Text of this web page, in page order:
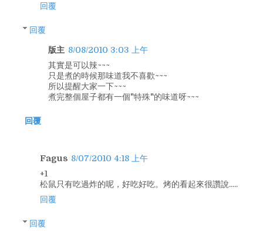
回覆
回覆
版主 8/08/2010 3:03 上午
其實是可以辣~~~
只是煮的時候那味道我不喜歡~~~
所以提醒大家一下~~~
煮完整個屋子都有一個"特殊"的味道呀~~~
回覆
Fagus 8/07/2010 4:18 上午
+1
松鼠只有吃過炸的呢，好吃好吃。烤的看起來很讚說.....
回覆
回覆